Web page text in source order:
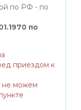
по РФ - по
по
приездом к
не можем